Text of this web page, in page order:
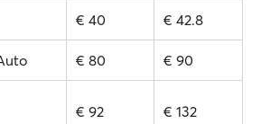
€ 40 € 42.8
€ 80 € 90
€ 92 € 132